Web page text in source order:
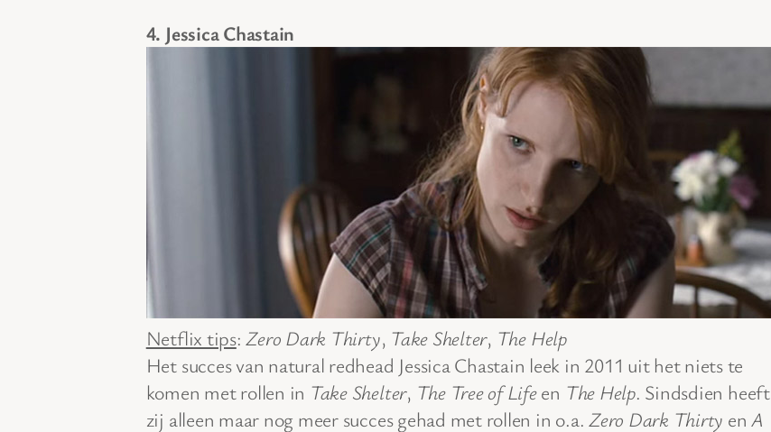
4. Jessica Chastain
Netflix tips:Zero Dark Thirty, Take Shelter, The Help
Het succes van natural redhead Jessica Chastain leek in 2011 uit het niets te
komen met rollen in Take Shelter, The Tree of Lifeen The Help. Sindsdien heeft
zij alleen maar nog meer succes gehad met rollen in o.a.Zero Dark Thirty enA